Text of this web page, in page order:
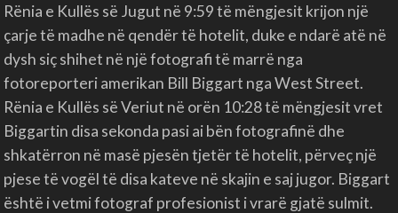
Rënia e Kullës së Jugut në 9:59 të mëngjesit krijon një
çarje të madhe në qendër të hotelit, duke e ndarë atë në
dysh siç shihet në një fotografi të marrë nga
fotoreporteri amerikan Bill Biggart nga West Street.
Rënia e Kullës së Veriut në orën 10:28 të mëngjesit vret
Biggartin disa sekonda pasi ai bën fotografinë dhe
shkatërron në masë pjesën tjetër të hotelit, përveç një
pjese të vogël të disa kateve në skajin e saj jugor. Biggart
është i vetmi fotograf profesionist i vrarë gjatë sulmit.